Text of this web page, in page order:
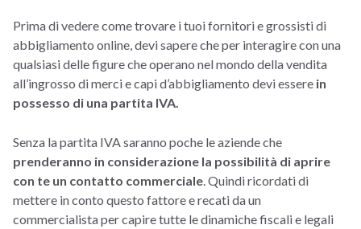
Prima di vedere come trovare i tuoi fornitori e grossisti di
abbigliamento online, devi sapere che per interagire con una
qualsiasi delle figure che operano nel mondo della vendita
all’ingrosso di merci e capi d’abbigliamento devi essere in
possesso di una partita IVA.
Senza la partita IVA saranno poche le aziende che
prenderanno in considerazione la possibilità di aprire
con te un contatto commerciale . Quindi ricordati di
mettere in conto questo fattore e recati da un
commercialista per capire tutte le dinamiche fiscali e legali